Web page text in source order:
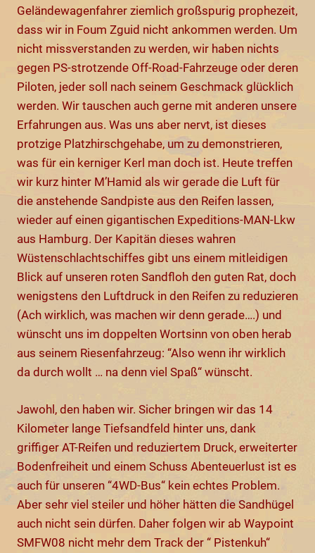
Geländewagenfahrer ziemlich großspurig prophezeit,
dass wir in Foum Zguid nicht ankommen werden. Um
nicht missverstanden zu werden, wir haben nichts
gegen PS-strotzende Off-Road-Fahrzeuge oder deren
Piloten, jeder soll nach seinem Geschmack glücklich
werden. Wir tauschen auch gerne mit anderen unsere
Erfahrungen aus. Was uns aber nervt, ist dieses
protzige Platzhirschgehabe, um zu demonstrieren,
was für ein kerniger Kerl man doch ist. Heute treffen
wir kurz hinter M’Hamid als wir gerade die Luft für
die anstehende Sandpiste aus den Reifen lassen,
wieder auf einen gigantischen Expeditions-MAN-Lkw
aus Hamburg. Der Kapitän dieses wahren
Wüstenschlachtschiffes gibt uns einem mitleidigen
Blick auf unseren roten Sandfloh den guten Rat, doch
wenigstens den Luftdruck in den Reifen zu reduzieren
(Ach wirklich, was machen wir denn gerade….) und
wünscht uns im doppelten Wortsinn von oben herab
aus seinem Riesenfahrzeug: “Also wenn ihr wirklich
da durch wollt … na denn viel Spaß“ wünscht.
Jawohl, den haben wir. Sicher bringen wir das 14
Kilometer lange Tiefsandfeld hinter uns, dank
griffiger AT-Reifen und reduziertem Druck, erweiterter
Bodenfreiheit und einem Schuss Abenteuerlust ist es
auch für unseren “4WD-Bus“ kein echtes Problem.
Aber sehr viel steiler und höher hätten die Sandhügel
auch nicht sein dürfen. Daher folgen wir ab Waypoint
SMFW08 nicht mehr dem Track der “ Pistenkuh“